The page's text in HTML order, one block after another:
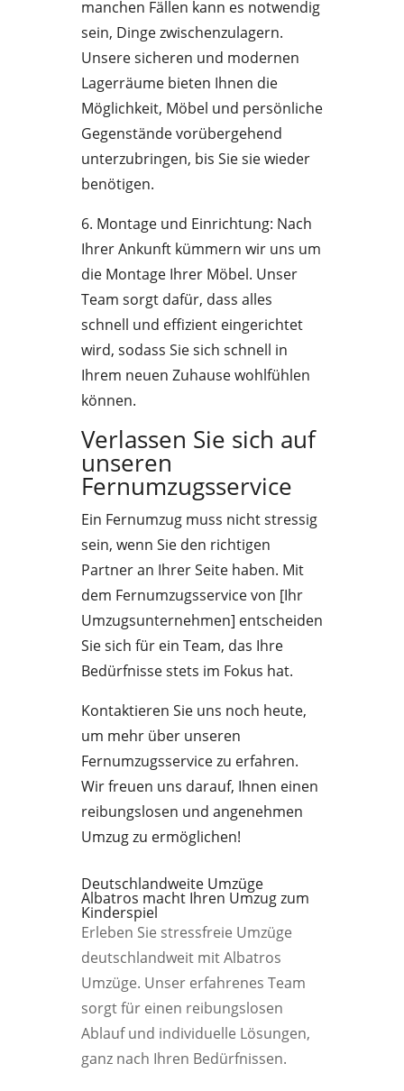
manchen Fällen kann es notwendig
sein, Dinge zwischenzulagern.
Unsere sicheren und modernen
Lagerräume bieten Ihnen die
Möglichkeit, Möbel und persönliche
Gegenstände vorübergehend
unterzubringen, bis Sie sie wieder
benötigen.
6. Montage und Einrichtung: Nach
Ihrer Ankunft kümmern wir uns um
die Montage Ihrer Möbel. Unser
Team sorgt dafür, dass alles
schnell und effizient eingerichtet
wird, sodass Sie sich schnell in
Ihrem neuen Zuhause wohlfühlen
können.
Verlassen Sie sich auf
unseren
Fernumzugsservice
Ein Fernumzug muss nicht stressig
sein, wenn Sie den richtigen
Partner an Ihrer Seite haben. Mit
dem Fernumzugsservice von [Ihr
Umzugsunternehmen] entscheiden
Sie sich für ein Team, das Ihre
Bedürfnisse stets im Fokus hat.
Kontaktieren Sie uns noch heute,
um mehr über unseren
Fernumzugsservice zu erfahren.
Wir freuen uns darauf, Ihnen einen
reibungslosen und angenehmen
Umzug zu ermöglichen!
Deutschlandweite Umzüge
Albatros macht Ihren Umzug zum
Kinderspiel
Erleben Sie stressfreie Umzüge
deutschlandweit mit Albatros
Umzüge. Unser erfahrenes Team
sorgt für einen reibungslosen
Ablauf und individuelle Lösungen,
ganz nach Ihren Bedürfnissen.